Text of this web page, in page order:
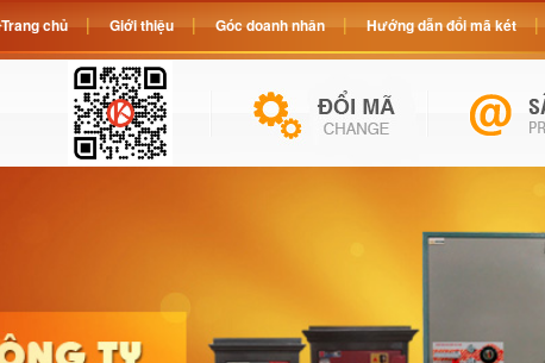
Trang chủ Giới thiệu Góc doanh nhân Hướng dẫn đổi mã két